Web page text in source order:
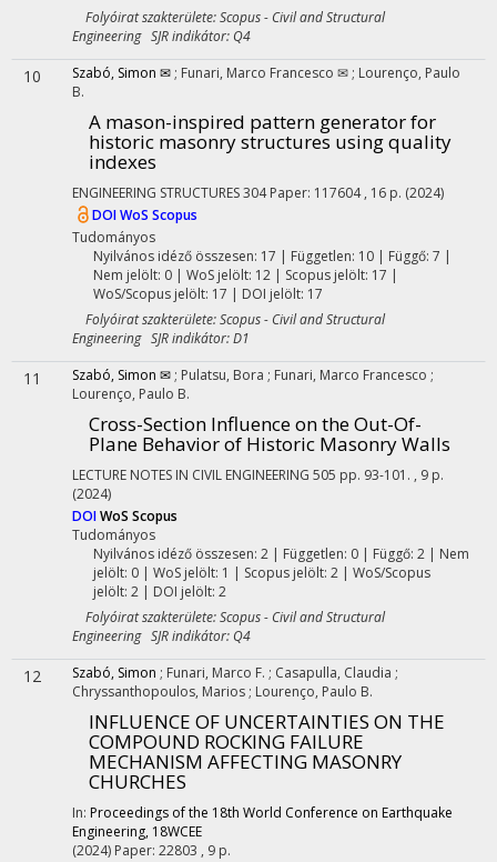
Folyóirat szakterülete: Scopus - Civil and Structural
Engineering SJR indikátor: Q4
10 Szabó, Simon ✉ ; Funari, Marco Francesco ✉ ; Lourenço, Paulo
B.
A mason-inspired pattern generator for
historic masonry structures using quality
indexes
ENGINEERING STRUCTURES304 Paper: 117604 , 16 p. (2024)
DOIWoS Scopus
Tudományos
Nyilvános idéző összesen: 17 | Független: 10 | Függő: 7 |
Nem jelölt: 0 | WoS jelölt: 12 | Scopus jelölt: 17 |
WoS/Scopus jelölt: 17 | DOI jelölt: 17
Folyóirat szakterülete: Scopus - Civil and Structural
Engineering SJR indikátor: D1
11 Szabó, Simon ✉ ; Pulatsu, Bora ; Funari, Marco Francesco ;
Lourenço, Paulo B.
Cross-Section Influence on the Out-Of-
Plane Behavior of Historic Masonry Walls
LECTURE NOTES IN CIVIL ENGINEERING 505 pp. 93-101. , 9 p.
(2024)
DOIWoS Scopus
Tudományos
Nyilvános idéző összesen: 2| Független: 0 | Függő: 2 | Nem
jelölt: 0 | WoS jelölt: 1 | Scopus jelölt: 2 | WoS/Scopus
jelölt: 2 | DOI jelölt: 2
Folyóirat szakterülete: Scopus - Civil and Structural
Engineering SJR indikátor: Q4
12 Szabó, Simon ; Funari, Marco F. ; Casapulla, Claudia ;
Chryssanthopoulos, Marios ; Lourenço, Paulo B.
INFLUENCE OF UNCERTAINTIES ON THE
COMPOUND ROCKING FAILURE
MECHANISM AFFECTING MASONRY
CHURCHES
In: Proceedings of the 18th World Conference on Earthquake
Engineering, 18WCEE
(2024) Paper: 22803 , 9 p.